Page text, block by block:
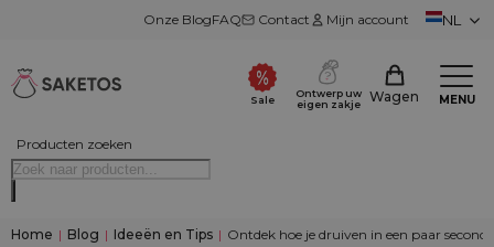
Onze BlogFAQ Contact Mijn account NL
Producten zoeken
Sale
Ontwerp uw
eigen zakje
Wagen MENU
Home | Blog | Ideeën en Tips | Ontdek hoe je druiven in een paar